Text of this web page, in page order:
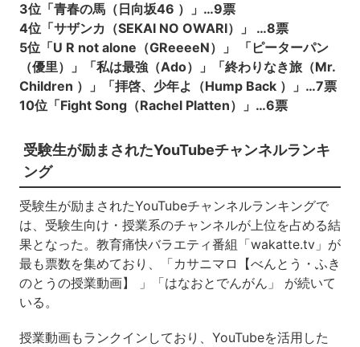
3位「青春の馬（日向坂46 ）」…9票
4位「サザンカ（SEKAI NO OWARI）」 …8票
5位「U R not alone（GReeeeN）」 「ピーターパン
（優里）」「私は最強（Ado）」「終わりなき旅（Mr.
Children ）」「拝啓、少年よ（Hump Back ）」…7票
10位「Fight Song（Rachel Platten）」…6票
受験生が励まされたYouTubeチャンネルランキ
ング
受験生が励まされたYouTubeチャンネルランキングで
は、受験生向け・授業系のチャンネルが上位を占める結
果となった。教育痛快バラエティ番組「wakatte.tv」が
最も票数を集めており、「カサニマロ【べんとう・ふき
のとうの授業動画】 」「はなおとでんがん」 が続いて
いる。
授業動画もランクインしており、YouTubeを活用した